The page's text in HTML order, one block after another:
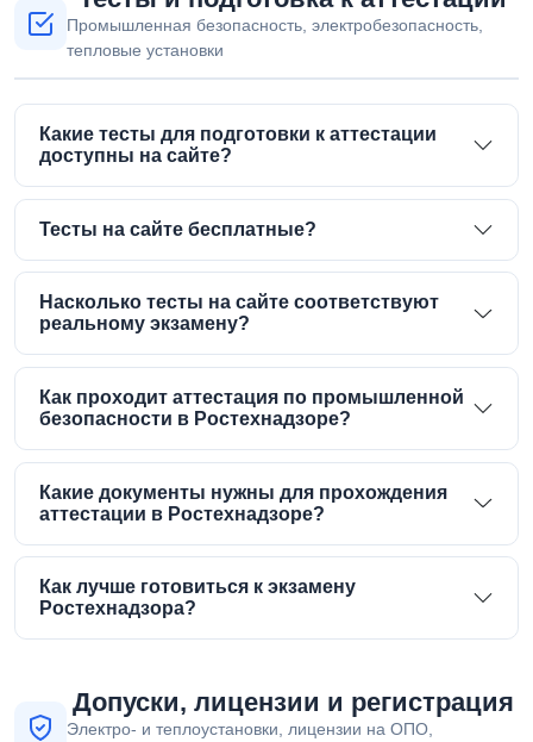
Промышленная безопасность, электробезопасность,
тепловые установки
Какие тесты для подготовки к аттестации
доступны на сайте?
Тесты на сайте бесплатные?
Насколько тесты на сайте соответствуют
реальному экзамену?
Как проходит аттестация по промышленной
безопасности в Ростехнадзоре?
Какие документы нужны для прохождения
аттестации в Ростехнадзоре?
Как лучше готовиться к экзамену
Ростехнадзора?
Допуски, лицензии и регистрация
Электро- и теплоустановки, лицензии на ОПО,